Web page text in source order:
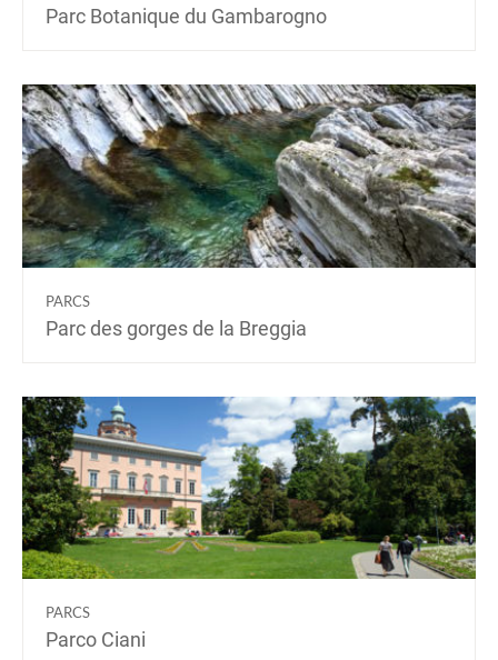
Parc Botanique du Gambarogno
PARCS
Parc des gorges de la Breggia
PARCS
Parco Ciani